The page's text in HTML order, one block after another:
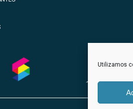
Utilizamos